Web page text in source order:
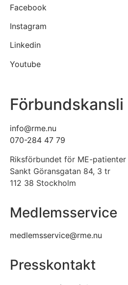
Facebook
Instagram
Linkedin
Youtube
Förbundskansli
info@rme.nu
070-284 47 79
Riksförbundet för ME-patienter
Sankt Göransgatan 84, 3 tr
112 38 Stockholm
Medlemsservice
medlemsservice@rme.nu
Presskontakt